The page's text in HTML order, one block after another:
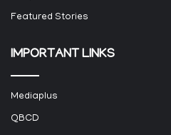
Featured Stories
IMPORTANT LINKS
Mediaplus
QBCD